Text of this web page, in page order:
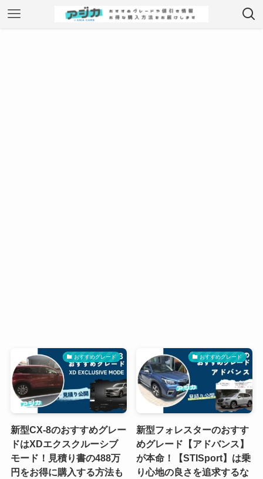
おすすめグレード
新型CX-8のおすすめグレー
ドはXDエクスクルーシブ
モード！見積り書の488万
円をお得に購入する方法も
おすすめグレード
新型フォレスターのおすす
めグレード【アドバンス】
が本命！【STISport】は乗
り心地の良さを追求するな